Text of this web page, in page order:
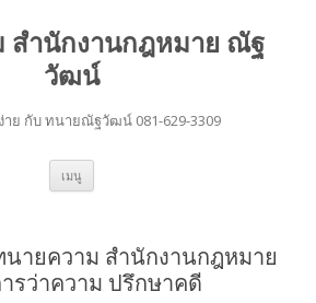
สำนักงานกฎหมาย ณัฐ
วัฒน์
าย กับ ทนายณัฐวัฒน์ 081-629-3309
เมนู ข้าม
ยัง
นายความ สำนักงานกฎหมาย
ว่าความ ปรึกษาคดี